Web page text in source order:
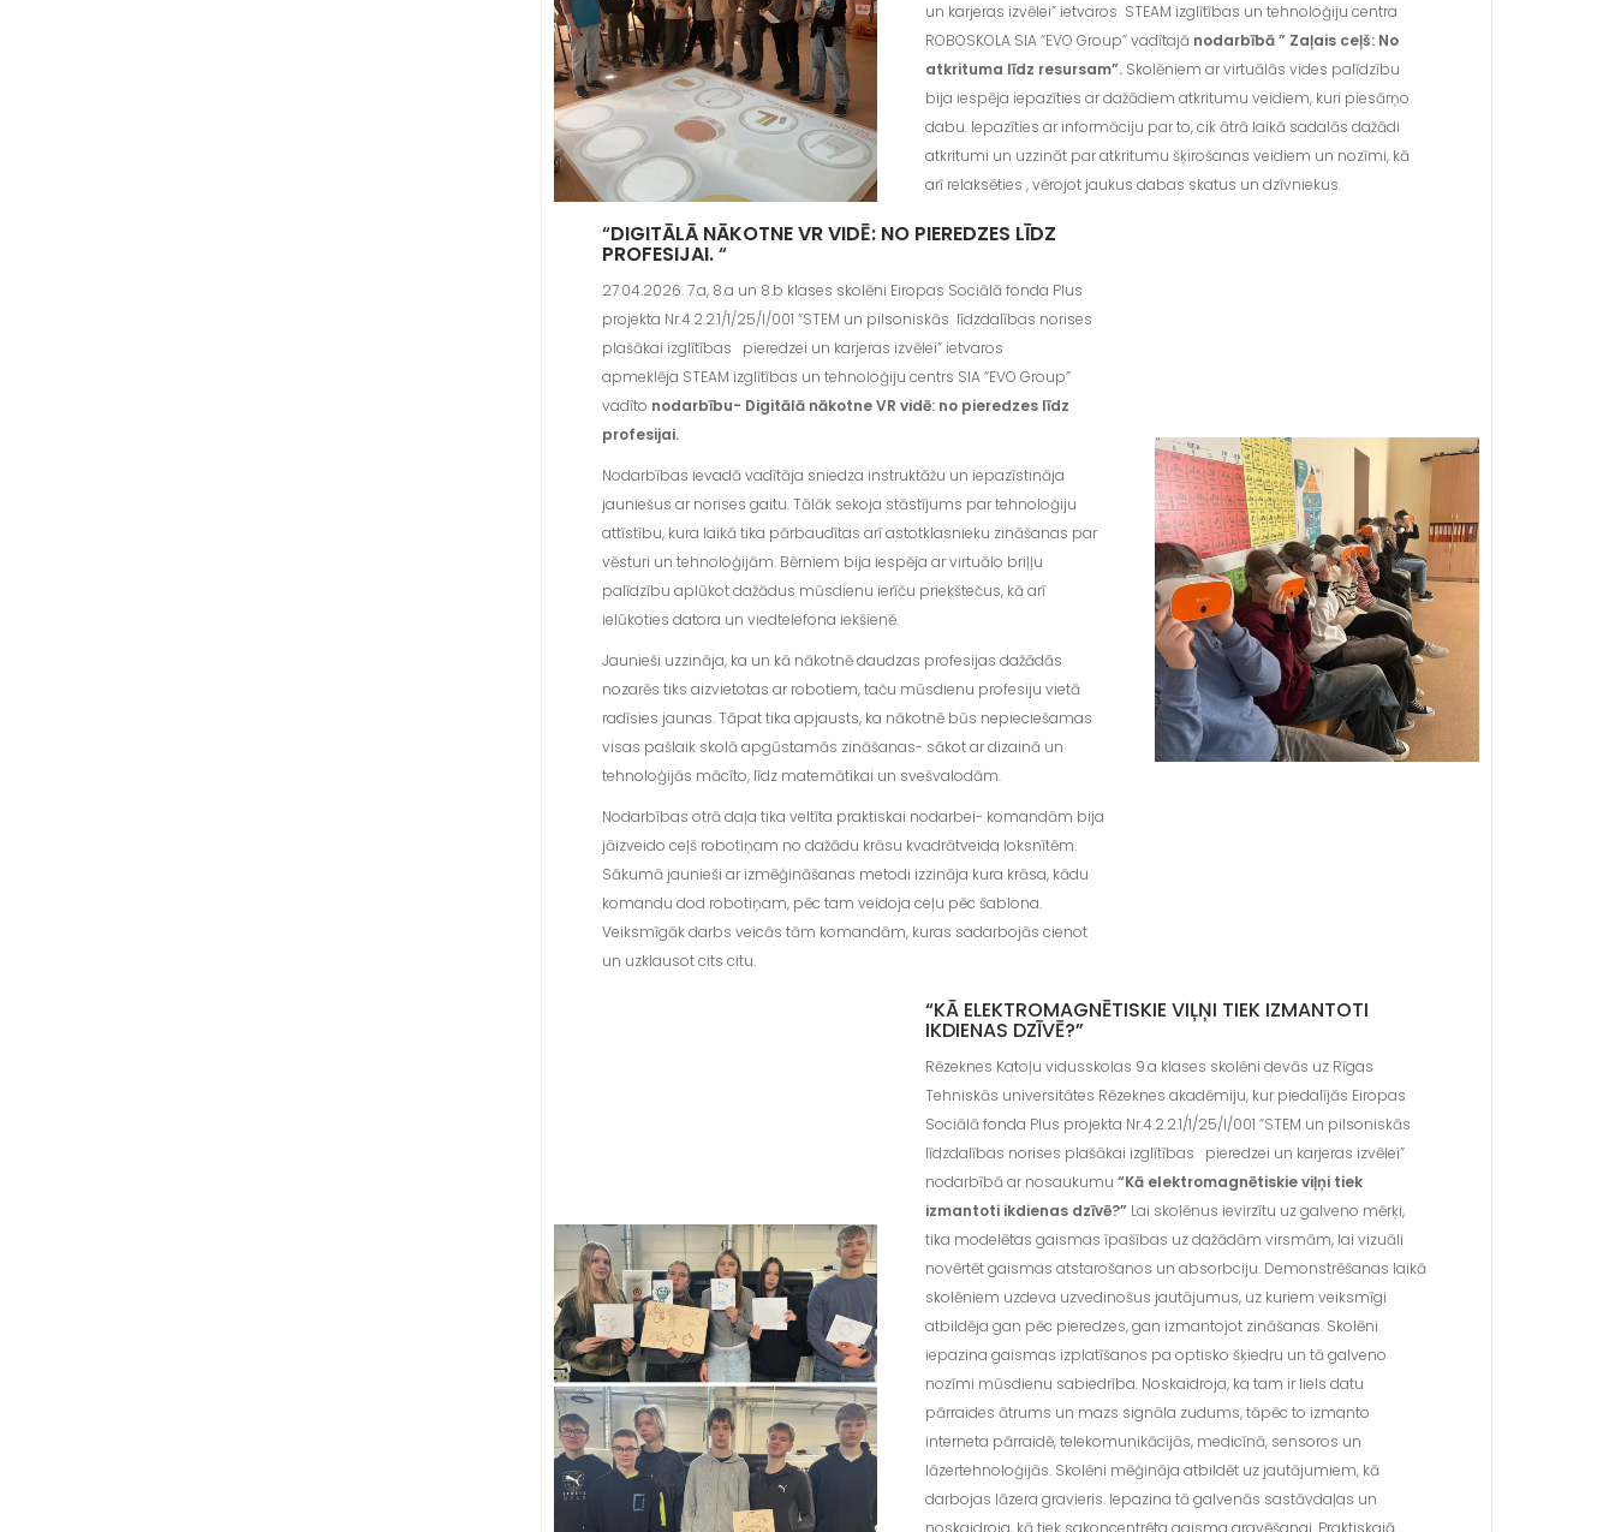
un karjeras izvēlei” ietvaros STEAM izglītības un tehnoloģiju centra
ROBOSKOLA SIA “EVO Group” vadītajā nodarbībā ” Zaļais ceļš: No
atkrituma līdz resursam”. Skolēniem ar virtuālās vides palīdzību
bija iespēja iepazīties ar dažādiem atkritumu veidiem, kuri piesārņo
dabu. Iepazīties ar informāciju par to, cik ātrā laikā sadalās dažādi
atkritumi un uzzināt par atkritumu šķirošanas veidiem un nozīmi, kā
arī relaksēties , vērojot jaukus dabas skatus un dzīvniekus.
“DIGITĀLĀ NĀKOTNE VR VIDĒ: NO PIEREDZES LĪDZ
PROFESIJAI.“
27.04.2026. 7.a, 8.a un 8.b klases skolēni Eiropas Sociālā fonda Plus
projekta Nr.4.2.2.1/1/25/I/001 “STEM un pilsoniskās līdzdalības norises
plašākai izglītības pieredzei un karjeras izvēlei” ietvaros
apmeklēja STEAM izglītības un tehnoloģiju centrs SIA “EVO Group”
vadīto nodarbību- Digitālā nākotne VR vidē: no pieredzes līdz
profesijai.
Nodarbības ievadā vadītāja sniedza instruktāžu un iepazīstināja
jauniešus ar norises gaitu. Tālāk sekoja stāstījums par tehnoloģiju
attīstību, kura laikā tika pārbaudītas arī astotklasnieku zināšanas par
vēsturi un tehnoloģijām. Bērniem bija iespēja ar virtuālo briļļu
palīdzību aplūkot dažādus mūsdienu ierīču priekštečus, kā arī
ielūkoties datora un viedtelefona iekšienē.
Jaunieši uzzināja, ka un kā nākotnē daudzas profesijas dažādās
nozarēs tiks aizvietotas ar robotiem, taču mūsdienu profesiju vietā
radīsies jaunas. Tāpat tika apjausts, ka nākotnē būs nepieciešamas
visas pašlaik skolā apgūstamās zināšanas- sākot ar dizainā un
tehnoloģijās mācīto, līdz matemātikai un svešvalodām.
Nodarbības otrā daļa tika veltīta praktiskai nodarbei- komandām bija
jāizveido ceļš robotiņam no dažādu krāsu kvadrātveida loksnītēm.
Sākumā jaunieši ar izmēģināšanas metodi izzināja kura krāsa, kādu
komandu dod robotiņam, pēc tam veidoja ceļu pēc šablona.
Veiksmīgāk darbs veicās tām komandām, kuras sadarbojās cienot
un uzklausot cits citu.
“KĀ ELEKTROMAGNĒTISKIE VIĻŅI TIEK IZMANTOTI
IKDIENAS DZĪVĒ?”
Rēzeknes Katoļu vidusskolas 9.a klases skolēni devās uz Rīgas
Tehniskās universitātes Rēzeknes akadēmiju, kur piedalījās Eiropas
Sociālā fonda Plus projekta Nr.4.2.2.1/1/25/I/001 “STEM un pilsoniskās
līdzdalības norises plašākai izglītības pieredzei un karjeras izvēlei”
nodarbībā ar nosaukumu“Kā elektromagnētiskie viļņi tiek
izmantoti ikdienas dzīvē?” Lai skolēnus ievirzītu uz galveno mērķi,
tika modelētas gaismas īpašības uz dažādām virsmām, lai vizuāli
novērtēt gaismas atstarošanos un absorbciju. Demonstrēšanas laikā
skolēniem uzdeva uzvedinošus jautājumus, uz kuriem veiksmīgi
atbildēja gan pēc pieredzes, gan izmantojot zināšanas. Skolēni
iepazina gaismas izplatīšanos pa optisko šķiedru un tā galveno
nozīmi mūsdienu sabiedrība. Noskaidroja, ka tam ir liels datu
pārraides ātrums un mazs signāla zudums, tāpēc to izmanto
interneta pārraidē, telekomunikācijās, medicīnā, sensoros un
lāzertehnoloģijās. Skolēni mēģināja atbildēt uz jautājumiem, kā
darbojas lāzera gravieris. Iepazina tā galvenās sastāvdaļas un